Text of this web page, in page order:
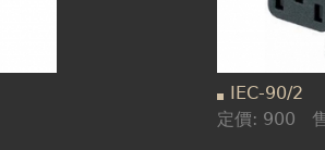
IEC-90/2
定價: 900